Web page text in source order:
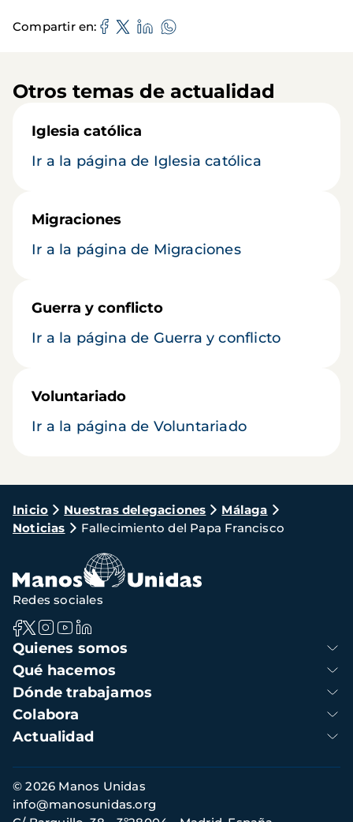
Compartir en
Otros temas de actualidad
Iglesia católica
Ir a la página de Iglesia católica
Migraciones
Ir a la página de Migraciones
Guerra y conflicto
Ir a la página de Guerra y conflicto
Voluntariado
Ir a la página de Voluntariado
Ruta
de
navegación
Inicio Nuestras delegaciones
Málaga
Noticias
Fallecimiento del Papa Francisco
Navegación
principal
Quienes somos
Qué hacemos
Dónde trabajamos
Colabora
Actualidad
Redes sociales
Información
de
contacto
© 2026 Manos Unidas
info@manosunidas.org